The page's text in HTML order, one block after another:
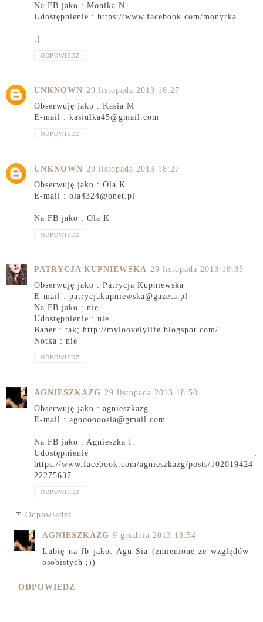
Na FB jako : Monika N
Udostępnienie : https://www.facebook.com/monyrka
:)
ODPOWIEDZ
UNKNOWN 29 listopada 2013 18:27
Obserwuję jako : Kasia M
E-mail : kasiulka45@gmail.com
ODPOWIEDZ
UNKNOWN 29 listopada 2013 18:27
Obserwuję jako : Ola K
E-mail : ola4324@onet.pl
Na FB jako : Ola K
ODPOWIEDZ
PATRYCJA KUPNIEWSKA 29 listopada 2013 18:35
Obserwuję jako : Patrycja Kupniewska
E-mail : patrycjakupniewska@gazeta.pl
Na FB jako : nie
Udostępnienie : nie
Baner : tak; http://myloovelylife.blogspot.com/
Notka : nie
ODPOWIEDZ
AGNIESZKAZG 29 listopada 2013 18:50
Obserwuję jako : agnieszkazg
E-mail : agoooooosia@gmail.com
Na FB jako : Agnieszka I.
Udostępnienie :
https://www.facebook.com/agnieszkazg/posts/102019424
22275637
ODPOWIEDZ
Odpowiedzi
AGNIESZKAZG 9 grudnia 2013 18:54
Lubię na fb jako: Agu Sia (zmienione ze względów
osobistych ;))
ODPOWIEDZ